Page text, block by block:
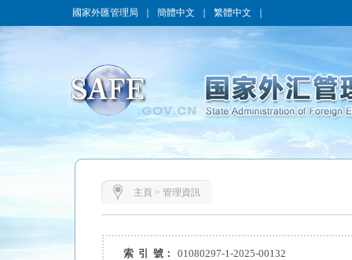
國家外匯管理局 簡體中文 繁體中文
主頁 > 管理資訊
索 引 號：
01080297-1-2025-00132